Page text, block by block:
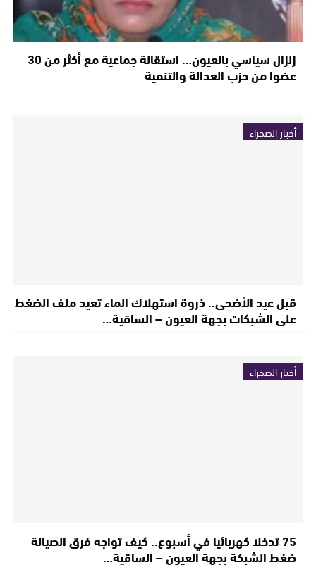
زلزال سياسي بالعيون… استقالة جماعية مع أكثر من 30
عضوا من حزب العدالة والتنمية
أخبار الصحراء
قبل عيد الأضحى.. ذروة استهلاك الماء تعيد ملف الضغط
على الشبكات بجهة العيون – الساقية…
أخبار الصحراء
75 تدخلا كهربائيا في أسبوع.. كيف تواجه فرق الصيانة
ضغط الشبكة بجهة العيون – الساقية…